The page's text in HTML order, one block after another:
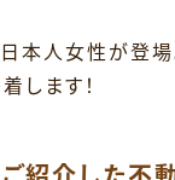
本人女性が登場
します！